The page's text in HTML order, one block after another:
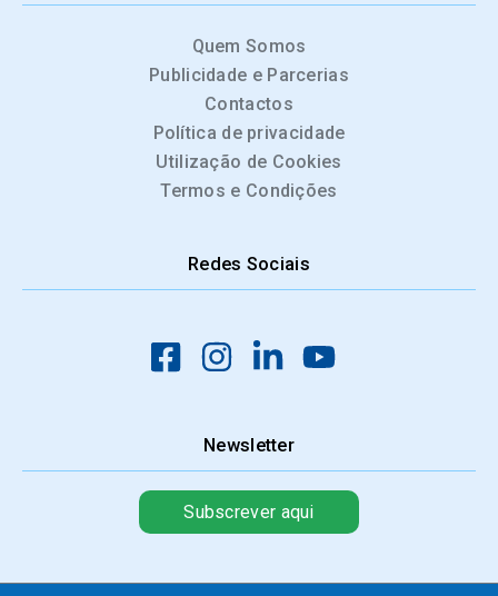
Quem Somos
Publicidade e Parcerias
Contactos
Política de privacidade
Utilização de Cookies
Termos e Condições
Redes Sociais
Newsletter
Subscrever aqui